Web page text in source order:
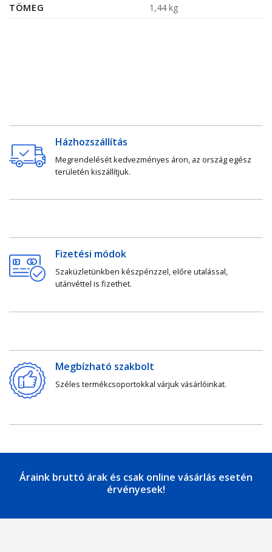
TÖMEG 1,44 kg
Házhozszállítás
Megrendelését kedvezményes áron, az ország egész
területén kiszállítjuk.
Fizetési módok
Szaküzletünkben készpénzzel, előre utalással,
utánvéttel is fizethet.
Megbízható szakbolt
Széles termékcsoportokkal várjuk vásárlóinkat.
Áraink bruttó árak és csak online vásárlás esetén
érvényesek!